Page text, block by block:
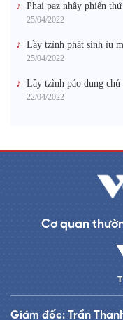
Phai paz nhây phiến
25/04/2022
Lầy tzình phát sinh ìu
25/04/2022
Lầy tzình páo dung
22/04/2022
Cơ quan
Giám đốc: Trần